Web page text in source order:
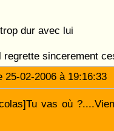
dur avec lui
regrette sincerement
25-02-2006 à
vas où